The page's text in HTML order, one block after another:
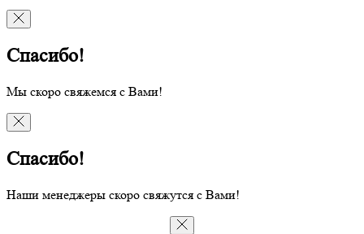
Спасибо!
Мы скоро свяжемся с Вами!
Спасибо!
Наши менеджеры скоро свяжутся с Вами!